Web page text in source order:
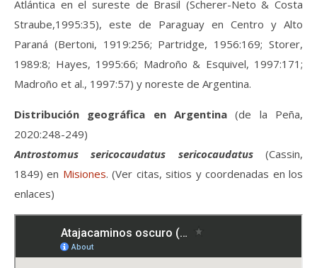
Atlántica en el sureste de Brasil (Scherer-Neto & Costa
Straube,1995:35), este de Paraguay en Centro y Alto
Paraná (Bertoni, 1919:256; Partridge, 1956:169; Storer,
1989:8; Hayes, 1995:66; Madroño & Esquivel, 1997:171;
Madroño et al., 1997:57) y noreste de Argentina.
Distribución geográfica en Argentina (de la Peña,
2020:248-249)
Antrostomus sericocaudatus sericocaudatus(Cassin,
1849) en Misiones. (Ver citas, sitios y coordenadas en los
enlaces)